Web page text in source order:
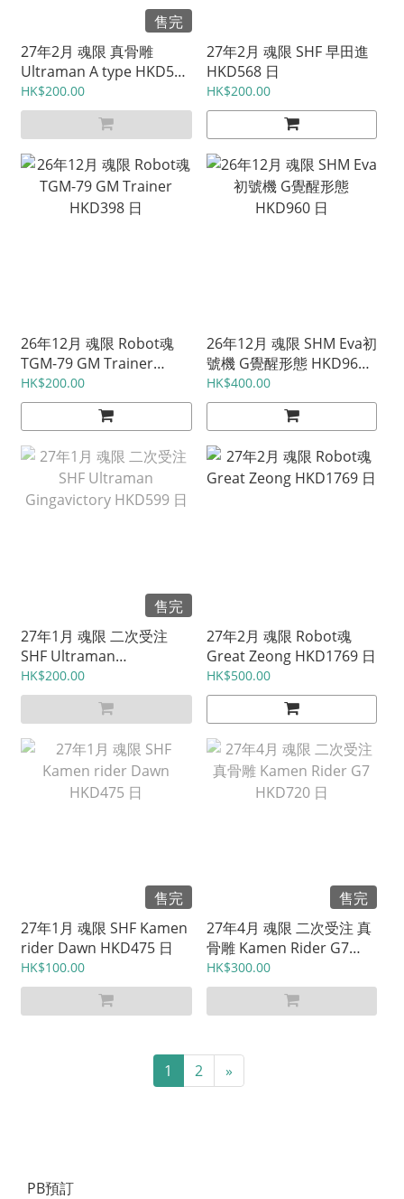
售完
27年2月 魂限 真骨雕
Ultraman A type HKD520
日
HK$200.00
27年2月 魂限 SHF 早田進
HKD568 日
HK$200.00
26年12月 魂限 Robot魂
TGM-79 GM Trainer
HKD398 日
HK$200.00
26年12月 魂限 SHM Eva初
號機 G覺醒形態 HKD960
日
HK$400.00
售完
27年1月 魂限 二次受注
SHF Ultraman
Gingavictory HKD599 日
HK$200.00
27年2月 魂限 Robot魂
Great Zeong HKD1769 日
HK$500.00
售完
27年1月 魂限 SHF Kamen
rider Dawn HKD475 日
HK$100.00
售完
27年4月 魂限 二次受注 真
骨雕 Kamen Rider G7
HKD720 日
HK$300.00
1 2 »
PB預訂